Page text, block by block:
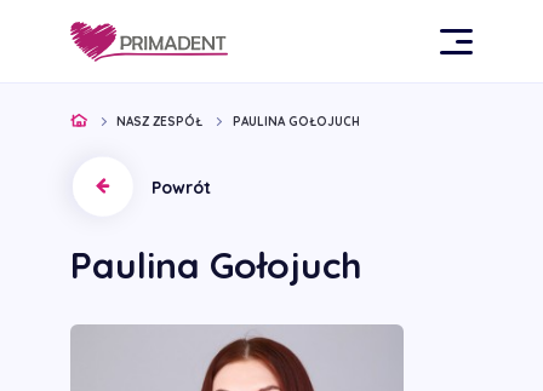
NASZ ZESPÓŁ PAULINA GOŁOJUCH
Paulina Gołojuch
Powrót